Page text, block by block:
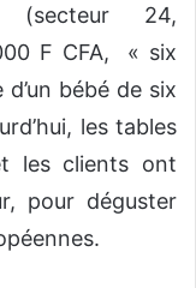
(secteur 24,
F CFA, « six
bébé de six
les tables
les clients ont
pour déguster